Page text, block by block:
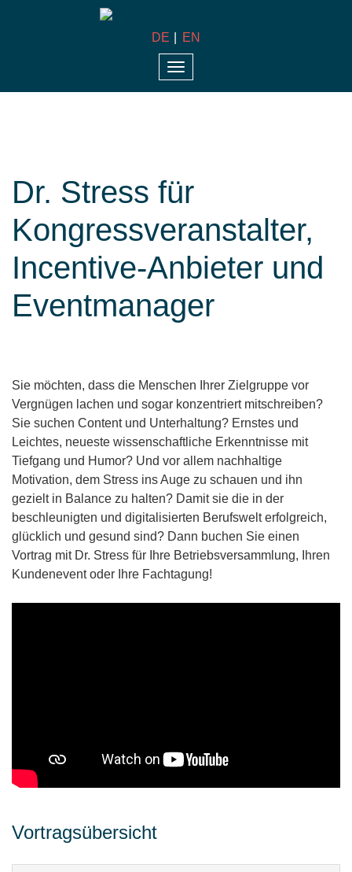
DE EN
Toggle
Dr. Stress für
Kongressveranstalter,
Incentive-Anbieter und
Eventmanager
Sie möchten, dass die Menschen Ihrer Zielgruppe vor
Vergnügen lachen und sogar konzentriert mitschreiben?
Sie suchen Content und Unterhaltung? Ernstes und
Leichtes, neueste wissenschaftliche Erkenntnisse mit
Tiefgang und Humor? Und vor allem nachhaltige
Motivation, dem Stress ins Auge zu schauen und ihn
gezielt in Balance zu halten? Damit sie die in der
beschleunigten und digitalisierten Berufswelt erfolgreich,
glücklich und gesund sind? Dann buchen Sie einen
Vortrag mit Dr. Stress für Ihre Betriebsversammlung, Ihren
Kundenevent oder Ihre Fachtagung!
Vortragsübersicht